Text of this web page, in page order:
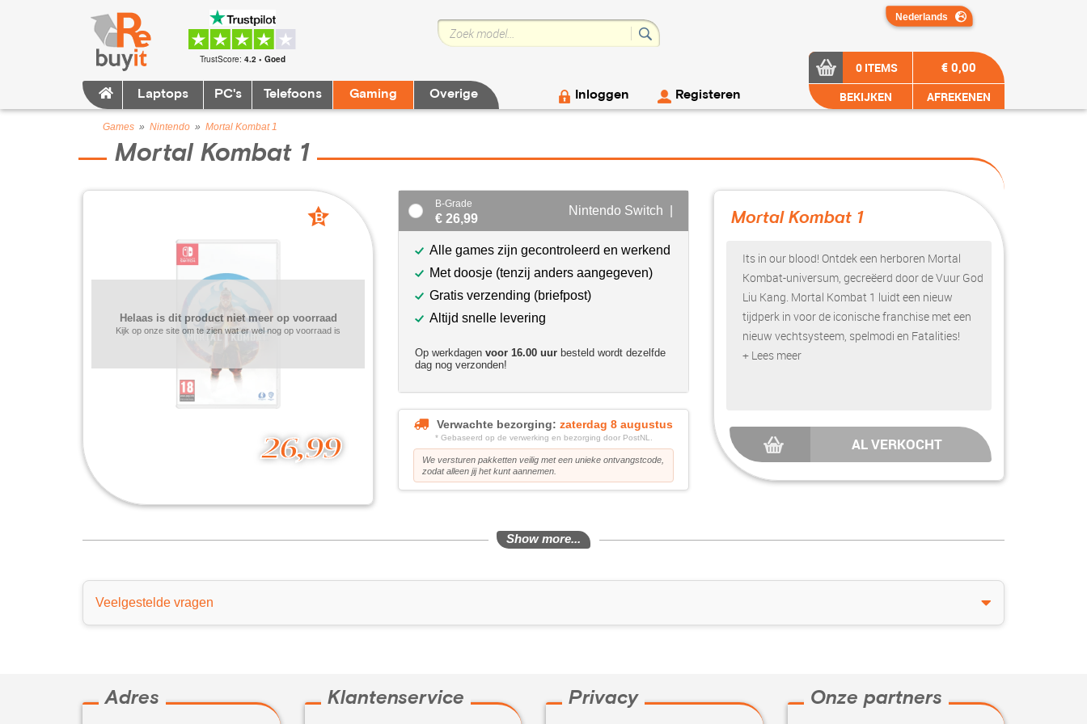
TrustScore: 4.2 • Goed
Laptops PC's Telefoons Gaming Overige Inloggen Registeren
0 ITEMS
BEKIJKEN
€ 0,00
AFREKENEN
Games » Nintendo » Mortal Kombat 1
Mortal Kombat 1
26,99
Helaas is dit product niet meer op voorraad
Kijk op onze site om te zien wat er wel nog op voorraad is
B
B-Grade
€ 26,99
Nintendo Switch |
Alle games zijn gecontroleerd en werkend
Met doosje (tenzij anders aangegeven)
Gratis verzending (briefpost)
Altijd snelle levering
Op werkdagen voor 16.00 uur besteld wordt dezelfde
dag nog verzonden!
Verwachte bezorging: zaterdag 8 augustus
* Gebaseerd op de verwerking en bezorging door PostNL.
We versturen pakketten veilig met een unieke ontvangstcode,
zodat alleen jij het kunt aannemen.
Mortal Kombat 1
Its in our blood! Ontdek een herboren Mortal
Kombat-universum, gecreëerd door de Vuur God
Liu Kang. Mortal Kombat 1 luidt een nieuw
tijdperk in voor de iconische franchise met een
nieuw vechtsysteem, spelmodi en Fatalities!
+ Lees meer
AL VERKOCHT
Show more...
Veelgestelde vragen
Adres Klantenservice Privacy Onze partners